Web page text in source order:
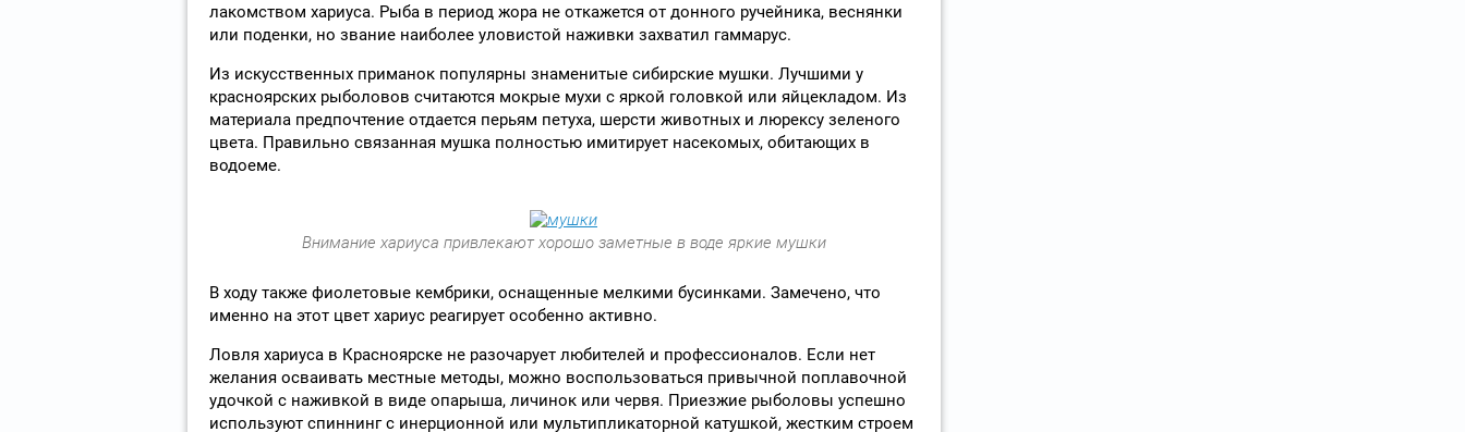
лакомством хариуса. Рыба в период жора не откажется от донного ручейника, веснянки
или поденки, но звание наиболее уловистой наживки захватил гаммарус.
Из искусственных приманок популярны знаменитые сибирские мушки. Лучшими у
красноярских рыболовов считаются мокрые мухи с яркой головкой или яйцекладом. Из
материала предпочтение отдается перьям петуха, шерсти животных и люрексу зеленого
цвета. Правильно связанная мушка полностью имитирует насекомых, обитающих в
водоеме.
Внимание хариуса привлекают хорошо заметные в воде яркие мушки
В ходу также фиолетовые кембрики, оснащенные мелкими бусинками. Замечено, что
именно на этот цвет хариус реагирует особенно активно.
Ловля хариуса в Красноярске не разочарует любителей и профессионалов. Если нет
желания осваивать местные методы, можно воспользоваться привычной поплавочной
удочкой с наживкой в виде опарыша, личинок или червя. Приезжие рыболовы успешно
используют спиннинг с инерционной или мультипликаторной катушкой, жестким строем